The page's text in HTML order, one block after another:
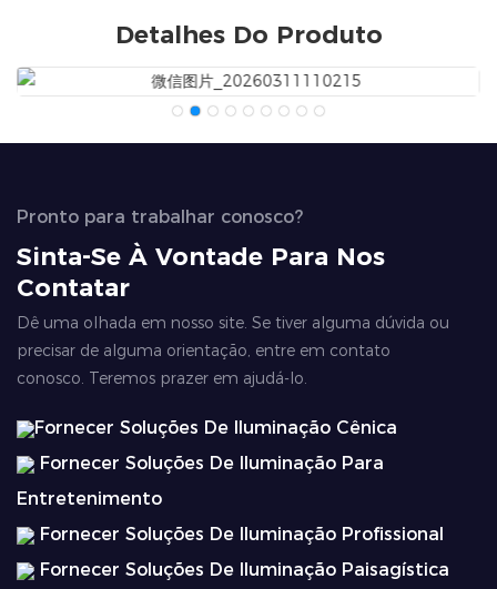
Detalhes Do Produto
Pronto para trabalhar conosco?
Sinta-Se À Vontade Para Nos
Contatar
Dê uma olhada em nosso site. Se tiver alguma dúvida ou
precisar de alguma orientação, entre em contato
conosco. Teremos prazer em ajudá-lo.
Fornecer Soluções De Iluminação Cênica
Fornecer Soluções De Iluminação Para
Entretenimento
Fornecer Soluções De Iluminação Profissional
Fornecer Soluções De Iluminação Paisagística